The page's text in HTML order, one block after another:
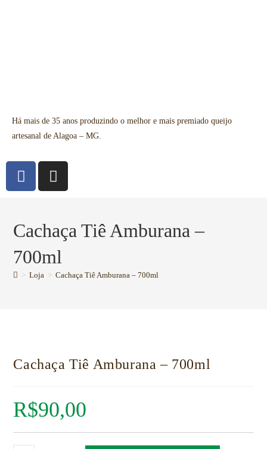
Há mais de 35 anos produzindo o melhor e mais premiado queijo
artesanal de Alagoa – MG.
Cachaça Tiê Amburana –
700ml
> Loja > Cachaça Tiê Amburana – 700ml
Cachaça Tiê Amburana – 700ml
R$90,00